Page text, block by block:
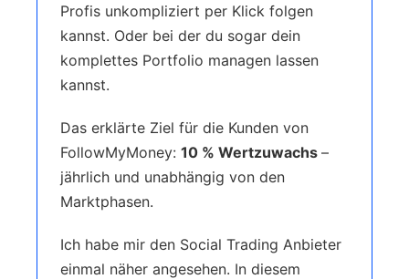
Profis unkompliziert per Klick folgen
kannst. Oder bei der du sogar dein
komplettes Portfolio managen lassen
kannst.
Das erklärte Ziel für die Kunden von
FollowMyMoney: 10 % Wertzuwachs –
jährlich und unabhängig von den
Marktphasen.
Ich habe mir den Social Trading Anbieter
einmal näher angesehen. In diesem